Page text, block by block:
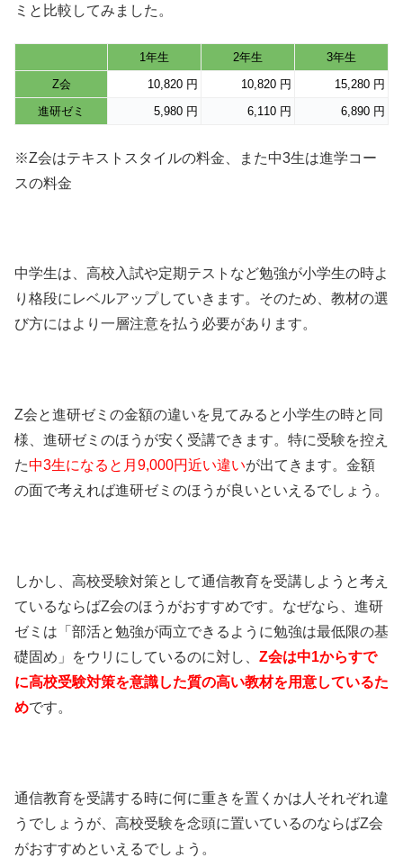
ミと比較してみました。
1年生 2年生
3年生
Z会
10,820 円 10,820 円
15,280 円
進研ゼミ
5,980 円 6,110 円 6,890 円
※Z会はテキストスタイルの料金、また中3生は進学コー
スの料金
中学生は、高校入試や定期テストなど勉強が小学生の時よ
り格段にレベルアップしていきます。そのため、教材の選
び方にはより一層注意を払う必要があります。
Z会と進研ゼミの金額の違いを見てみると小学生の時と同
様、進研ゼミのほうが安く受講できます。特に受験を控え
た中3生になると月9,000円近い違いが出てきます。金額
の面で考えれば進研ゼミのほうが良いといえるでしょう。
しかし、高校受験対策として通信教育を受講しようと考え
ているならばZ会のほうがおすすめです。なぜなら、進研
ゼミは「部活と勉強が両立できるように勉強は最低限の基
礎固め」をウリにしているのに対し、 Z会は中1からすで
に高校受験対策を意識した質の高い教材を用意しているた
めです。
通信教育を受講する時に何に重きを置くかは人それぞれ違
うでしょうが、高校受験を念頭に置いているのならばZ会
がおすすめといえるでしょう。